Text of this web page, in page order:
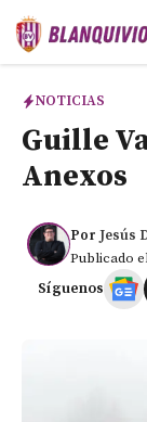
Saltar
NOTICIAS
Guille
Anexos
Por Jesús
Publicado
Síguenos